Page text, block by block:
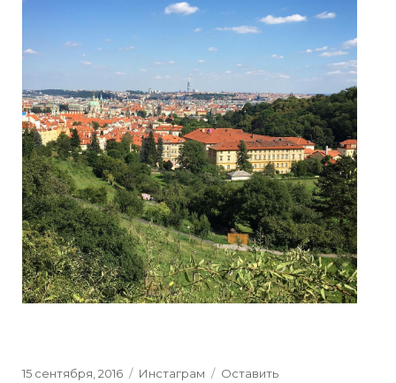
Posted
15 сентября, 2016 Categories
Инстаграм
Оставить